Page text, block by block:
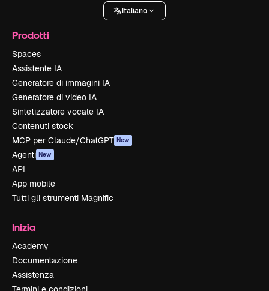
Italiano
Prodotti
Spaces
Assistente IA
Generatore di immagini IA
Generatore di video IA
Sintetizzatore vocale IA
Contenuti stock
MCP per Claude/ChatGPT New
Agenti New
API
App mobile
Tutti gli strumenti Magnific
Inizia
Academy
Documentazione
Assistenza